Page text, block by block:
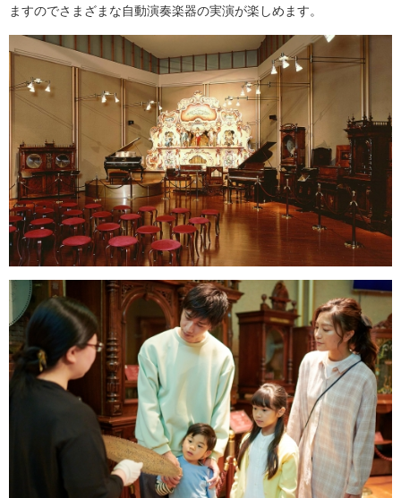
ますのでさまざまな自動演奏楽器の実演が楽しめます。